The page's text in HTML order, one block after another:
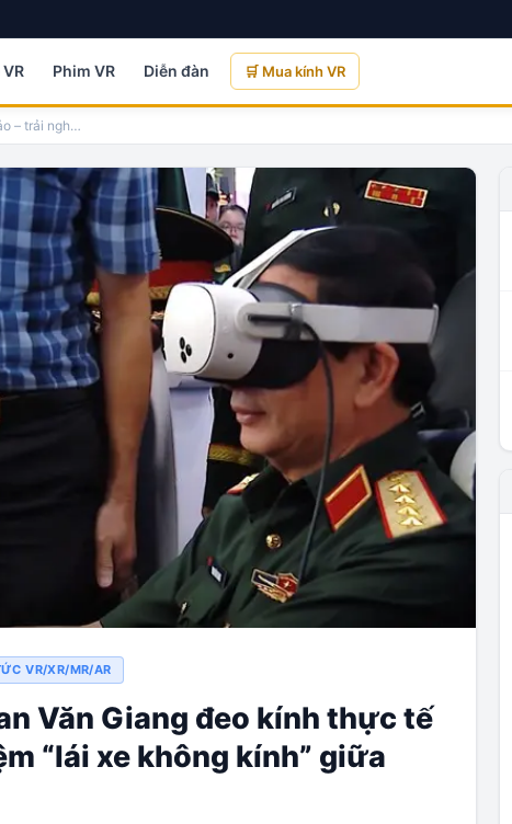
Phim VR Diễn đàn 🛒 Mua kính VR
– trải ngh…
VR/XR/MR/AR
Văn Giang đeo kính thực tế
“lái xe không kính” giữa